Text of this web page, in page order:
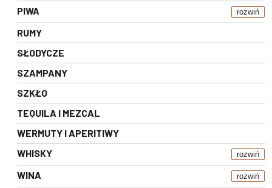
PIWA
rozwiń
RUMY
SŁODYCZE
SZAMPANY
SZKŁO
TEQUILA I MEZCAL
WERMUTY I APERITIWY
WHISKY
rozwiń
WINA rozwiń